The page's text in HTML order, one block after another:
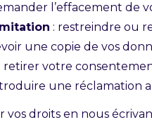
l’effacement de
: restreindre ou
une copie de vos
: retirer votre
une réclamation
vos droits en nous